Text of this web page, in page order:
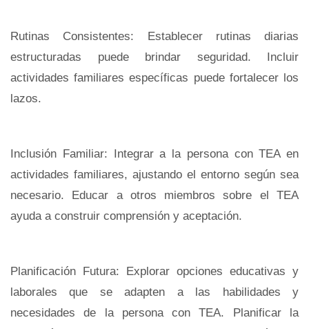
Rutinas Consistentes: Establecer rutinas diarias
estructuradas puede brindar seguridad. Incluir
actividades familiares específicas puede fortalecer los
lazos.
Inclusión Familiar: Integrar a la persona con TEA en
actividades familiares, ajustando el entorno según sea
necesario. Educar a otros miembros sobre el TEA
ayuda a construir comprensión y aceptación.
Planificación Futura: Explorar opciones educativas y
laborales que se adapten a las habilidades y
necesidades de la persona con TEA. Planificar la